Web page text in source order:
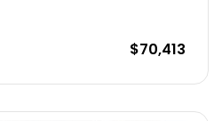
$70,413